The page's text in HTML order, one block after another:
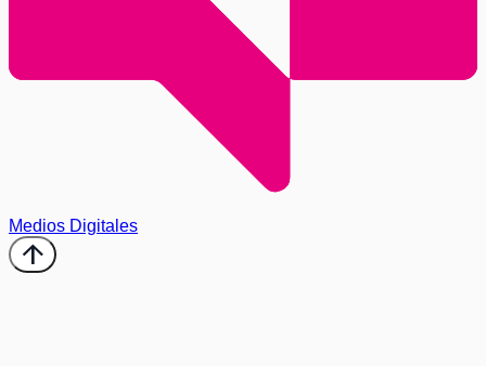
Medios Digitales
arrow_upward